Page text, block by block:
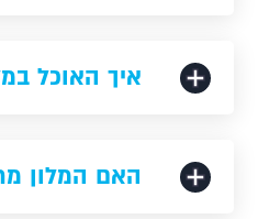
איך האוכל
האם המלון